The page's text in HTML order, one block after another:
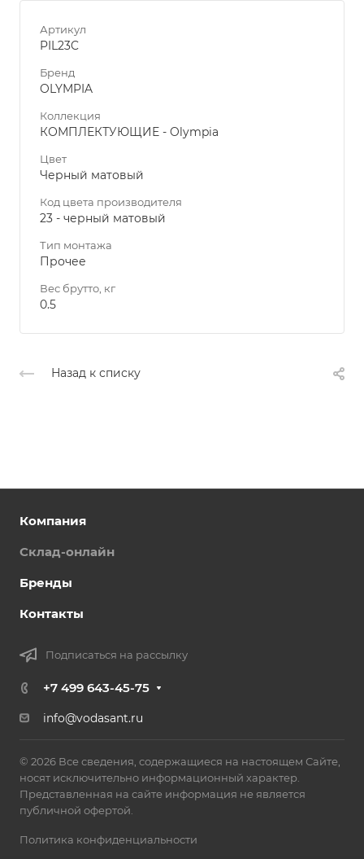
Артикул
PIL23C
Бренд
OLYMPIA
Коллекция
КОМПЛЕКТУЮЩИЕ - Olympia
Цвет
Черный матовый
Код цвета производителя
23 - черный матовый
Тип монтажа
Прочее
Вес брутто, кг
0.5
Назад к списку
Компания
Склад-онлайн
Бренды
Контакты
Подписаться на рассылку
+7 499 643-45-75
info@vodasant.ru
© 2026 Все сведения, содержащиеся на настоящем Сайте,
носят исключительно информационный характер.
Представленная на сайте информация не является
публичной офертой.
Политика конфиденциальности